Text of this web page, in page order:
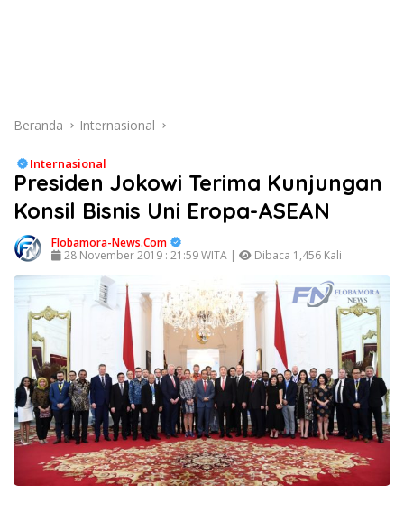
Beranda Internasional
Internasional
Presiden Jokowi Terima Kunjungan
Konsil Bisnis Uni Eropa-ASEAN
Flobamora-News.Com
28 November 2019 : 21:59 WITA |
Dibaca 1,456 Kali